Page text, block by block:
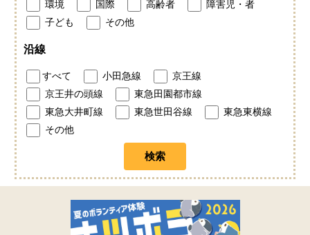
環境 国際 高齢者
障害児・者
子ども
その他
沿線
すべて 小田急線
京王線
京王井の頭線
東急田園都市線
東急大井町線
東急世田谷線
東急東横線
その他